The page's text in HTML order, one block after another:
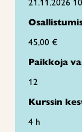
21.11.2026
45,00 €
Paikkoja
12
Kurssin
4 h